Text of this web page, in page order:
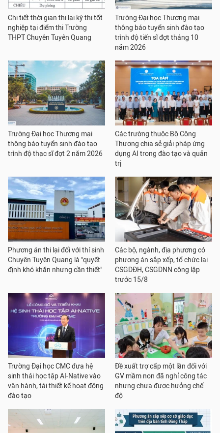
Chi tiết thời gian thi lại kỳ thi tốt
nghiệp tại điểm thi Trường
THPT Chuyên Tuyên Quang
Trường Đại học Thương mại
thông báo tuyển sinh đào tạo
trình độ tiến sĩ đợt tháng 10
năm 2026
Trường Đại học Thương mại
thông báo tuyển sinh đào tạo
trình độ thạc sĩ đợt 2 năm 2026
Các trường thuộc Bộ Công
Thương chia sẻ giải pháp ứng
dụng AI trong đào tạo và quản
trị
Phương án thi lại đối với thí sinh
Chuyên Tuyên Quang là "quyết
định khó khăn nhưng cần thiết"
Các bộ, ngành, địa phương có
phương án sắp xếp, tổ chức lại
CSGDĐH, CSGDNN công lập
trước 15/8
Trường Đại học CMC đưa hệ
sinh thái học tập AI-Native vào
vận hành, tái thiết kế hoạt động
đào tạo
Đề xuất trợ cấp một lần đối với
GV mầm non đã nghỉ công tác
nhưng chưa được hưởng chế
độ